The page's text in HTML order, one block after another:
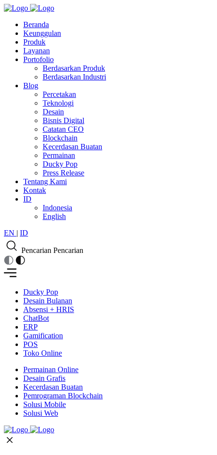
Beranda
Keunggulan
Produk
Layanan
Portofolio
Berdasarkan Produk
Berdasarkan Industri
Blog
Percetakan
Teknologi
Desain
Bisnis Digital
Catatan CEO
Blockchain
Kecerdasan Buatan
Permainan
Ducky Pop
Press Release
Tentang Kami
Kontak
ID
Indonesia
English
EN | ID
Pencarian Pencarian
Ducky Pop
Desain Bulanan
Absensi + HRIS
ChatBot
ERP
Gamification
POS
Toko Online
Permainan Online
Desain Grafis
Kecerdasan Buatan
Pemrograman Blockchain
Solusi Mobile
Solusi Web